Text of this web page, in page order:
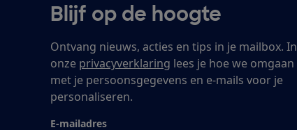
Blijf op de hoogte
Ontvang nieuws, acties en tips in je mailbox. In
onze privacyverklaring lees je hoe we omgaan
met je persoonsgegevens en e-mails voor je
personaliseren.
E-mailadres